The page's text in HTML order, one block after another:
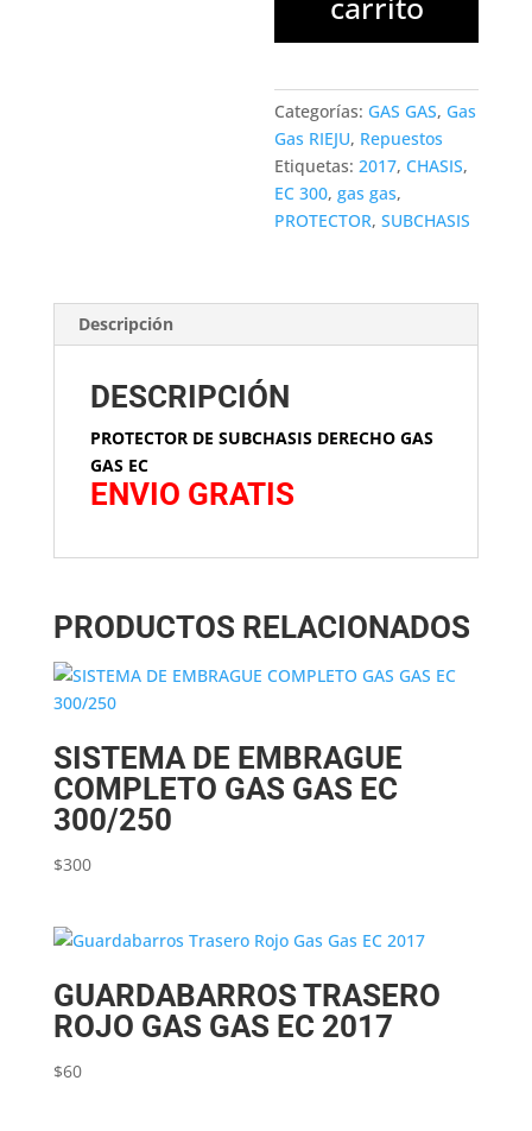
Categorías: GAS GAS, Gas
Gas RIEJU, Repuestos
Etiquetas:2017,CHASIS,
EC 300,gas gas,
PROTECTOR,SUBCHASIS
Descripción
DESCRIPCIÓN
PROTECTOR DE SUBCHASIS DERECHO GAS
GAS EC
ENVIO GRATIS
PRODUCTOS RELACIONADOS
SISTEMA DE EMBRAGUE
COMPLETO GAS GAS EC
300/250
$300
GUARDABARROS TRASERO
ROJO GAS GAS EC 2017
$60